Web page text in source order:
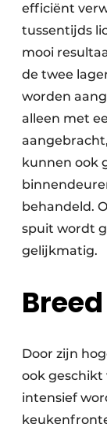
efficiënt
tussentijds
mooi
de twee
worden
alleen met
kunnen ook
behandeld.
spuit wordt
gelijkmatig.
Door zijn
ook geschikt
intensief